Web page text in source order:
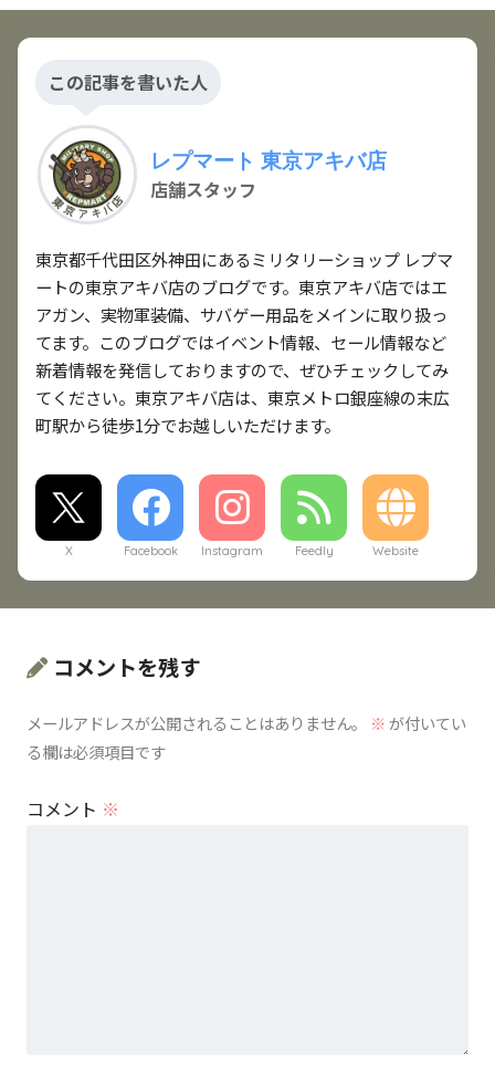
この記事を書いた人
レプマート 東京アキバ店
店舗スタッフ
東京都千代田区外神田にあるミリタリーショップ レプマ
ートの東京アキバ店のブログです。東京アキバ店ではエ
アガン、実物軍装備、サバゲー用品をメインに取り扱っ
てます。このブログではイベント情報、セール情報など
新着情報を発信しておりますので、ぜひチェックしてみ
てください。東京アキバ店は、東京メトロ銀座線の末広
町駅から徒歩1分でお越しいただけます。
X Facebook Instagram Feedly Website
コメントを残す
メールアドレスが公開されることはありません。 ※が付いてい
る欄は必須項目です
コメント ※